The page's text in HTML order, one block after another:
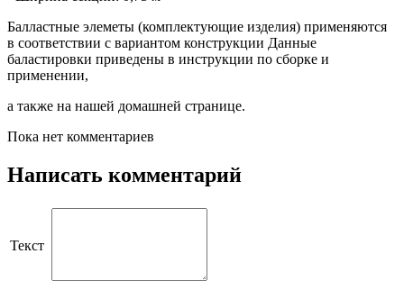
Балластные элеметы (комплектующие изделия) применяются
в соответствии с вариантом конструкции Данные
баластировки приведены в инструкции по сборке и
применении,
а также на нашей домашней странице.
Пока нет комментариев
Написать комментарий
Текст